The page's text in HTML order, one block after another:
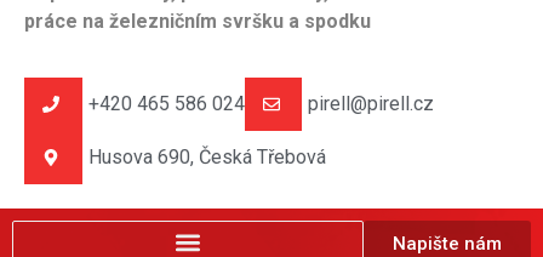
práce na železničním svršku a spodku
+420 465 586 024 pirell@pirell.cz
Husova 690, Česká Třebová
Napište nám